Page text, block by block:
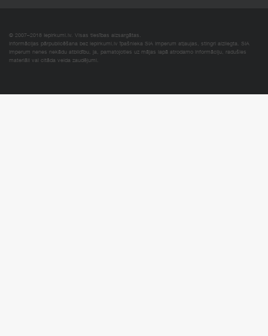
© 2007–2018 Iepirkumi.lv. Visas tiesības aizsargātas.
Informācijas pārpublicēšana bez iepirkumi.lv īpašnieka SIA Imperum atļaujas, stingri aizliegta. SIA
Imperum nenes nekādu atbildību, ja, pamatojoties uz mājas lapā atrodamo informāciju, radušies
materiāli vai citāda veida zaudējumi.